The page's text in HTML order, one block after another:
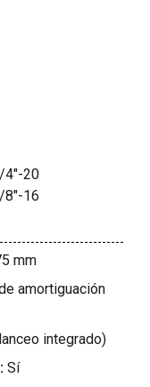
4"-20
8"-16
mm
amortiguación
integrado)
Sí